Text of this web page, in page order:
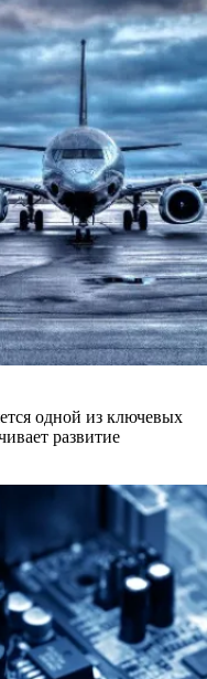
одной из ключевых
развитие